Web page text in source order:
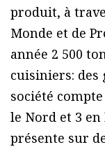
produit, à
Monde et de
année 2 500
cuisiniers: des
société
le Nord et 3 en
présente sur